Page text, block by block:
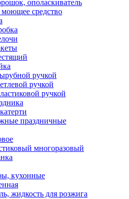
ополаскиватель
средство
ручкой
ручкой
ручкой
праздничные
многоразовый
кухонные
жидкость для розжига